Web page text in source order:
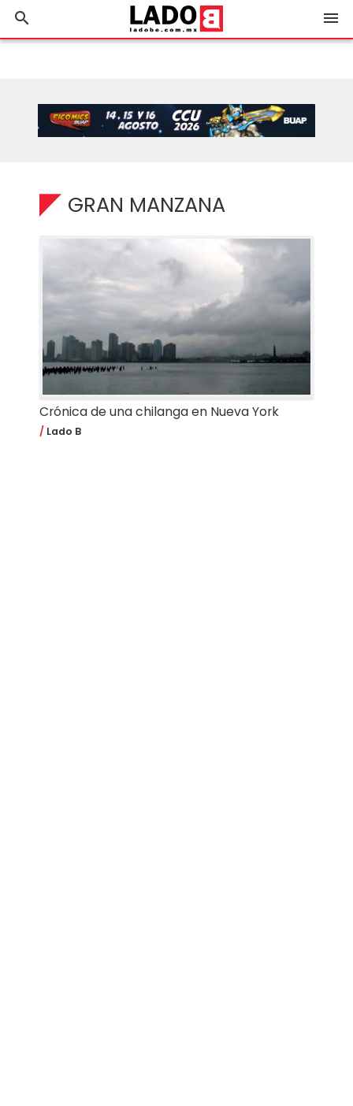
search menu
GRAN MANZANA
Crónica de una chilanga en Nueva York
Lado B